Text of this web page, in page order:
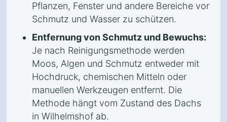
Pflanzen, Fenster und andere Bereiche vor
Schmutz und Wasser zu schützen.
Entfernung von Schmutz und Bewuchs:
Je nach Reinigungsmethode werden
Moos, Algen und Schmutz entweder mit
Hochdruck, chemischen Mitteln oder
manuellen Werkzeugen entfernt. Die
Methode hängt vom Zustand des Dachs
in Wilhelmshof ab.